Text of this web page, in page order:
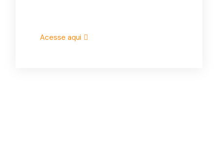
Acesse aqui